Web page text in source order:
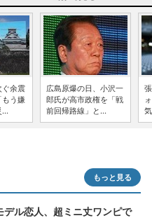
ぐ余震
う嫌
広島原爆の日、小沢一
郎氏が高市政権を「戦
前回帰路線」と...
もっと見る
ル恋人、超ミニ丈ワンピで